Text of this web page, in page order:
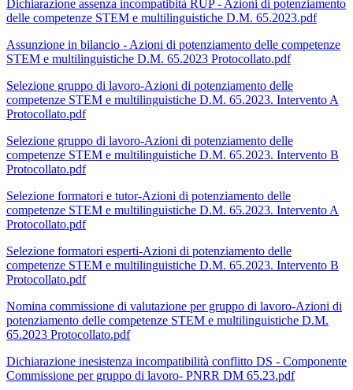
Dichiarazione assenza incompatibità RUP - Azioni di potenziamento
delle competenze STEM e multilinguistiche D.M. 65.2023.pdf
Assunzione in bilancio - Azioni di potenziamento delle competenze
STEM e multilinguistiche D.M. 65.2023 Protocollato.pdf
Selezione gruppo di lavoro-Azioni di potenziamento delle
competenze STEM e multilinguistiche D.M. 65.2023. Intervento A
Protocollato.pdf
Selezione gruppo di lavoro-Azioni di potenziamento delle
competenze STEM e multilinguistiche D.M. 65.2023. Intervento B
Protocollato.pdf
Selezione formatori e tutor-Azioni di potenziamento delle
competenze STEM e multilinguistiche D.M. 65.2023. Intervento A
Protocollato.pdf
Selezione formatori esperti-Azioni di potenziamento delle
competenze STEM e multilinguistiche D.M. 65.2023. Intervento B
Protocollato.pdf
Nomina commissione di valutazione per gruppo di lavoro-Azioni di
potenziamento delle competenze STEM e multilinguistiche D.M.
65.2023 Protocollato.pdf
Dichiarazione inesistenza incompatibilità conflitto DS - Componente
Commissione per gruppo di lavoro- PNRR DM 65.23.pdf